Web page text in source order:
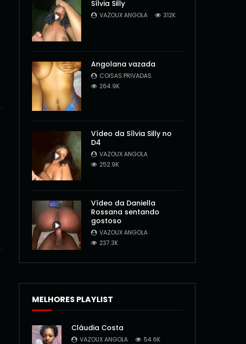
Sílvia Silly
VAZOUX ANGOLA 312K
Angolana vazada
COISAS PRIVADAS
264.9K
Vídeo da Sílvia Silly no
D4
VAZOUX ANGOLA
252.9K
Vídeo da Daniella
Rossana sentando
gostoso
VAZOUX ANGOLA
237.3K
MELHORES PLAYLIST
Cláudia Costa
VAZOUX ANGOLA 54.6K